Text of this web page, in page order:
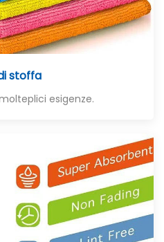
stoffa
esigenze.